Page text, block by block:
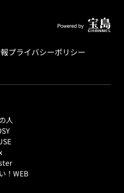
プライバシーポリシー
人
！WEB